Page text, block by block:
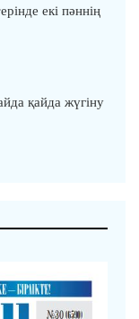
екі пәннің
қайда жүгіну